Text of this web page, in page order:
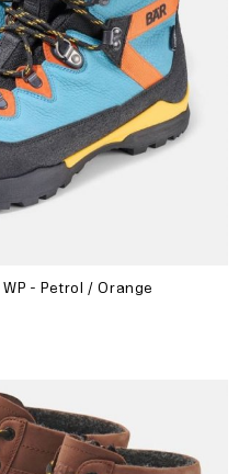
- Petrol / Orange